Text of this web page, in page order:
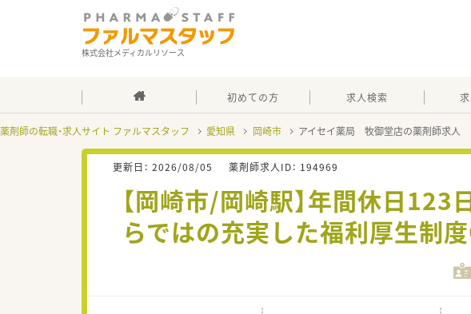
株式会社メディカルリソース
初めての方 求人検索
薬剤師の転職・求人サイト ファルマスタッフ 愛知県 岡崎市 アイセイ薬局 牧御堂店の薬剤師求人
更新日： 2026/08/05 薬剤師求人ID： 194969
【岡崎市/岡崎駅】年間休日
らではの充実した福利厚生制